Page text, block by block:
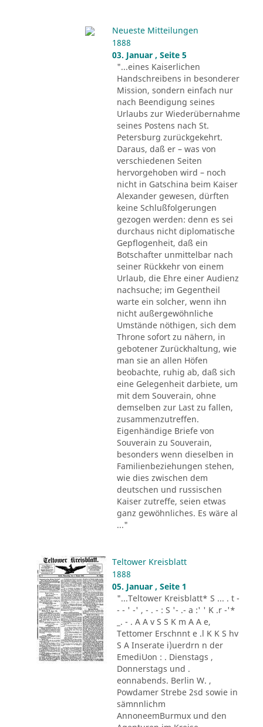
Neueste Mitteilungen
1888
03. Januar , Seite 5
"...eines Kaiserlichen
Handschreibens in besonderer
Mission, sondern einfach nur
nach Beendigung seines
Urlaubs zur Wiederübernahme
seines Postens nach St.
Petersburg zurückgekehrt.
Daraus, daß er – was von
verschiedenen Seiten
hervorgehoben wird – noch
nicht in Gatschina beim Kaiser
Alexander gewesen, dürften
keine Schlußfolgerungen
gezogen werden: denn es sei
durchaus nicht diplomatische
Gepflogenheit, daß ein
Botschafter unmittelbar nach
seiner Rückkehr von einem
Urlaub, die Ehre einer Audienz
nachsuche; im Gegentheil
warte ein solcher, wenn ihn
nicht außergewöhnliche
Umstände nöthigen, sich dem
Throne sofort zu nähern, in
gebotener Zurückhaltung, wie
man sie an allen Höfen
beobachte, ruhig ab, daß sich
eine Gelegenheit darbiete, um
mit dem Souverain, ohne
demselben zur Last zu fallen,
zusammenzutreffen.
Eigenhändige Briefe von
Souverain zu Souverain,
besonders wenn dieselben in
Familienbeziehungen stehen,
wie dies zwischen dem
deutschen und russischen
Kaiser zutreffe, seien etwas
ganz gewöhnliches. Es wäre al
..."
Teltower Kreisblatt
1888
05. Januar , Seite 1
"...Teltower Kreisblatt* S ... . t -
- - ' -' , - . - : S '- .- a :' ' K .r -'*
_. - . A A v S S K m A A e,
Tettomer Erschnnt e .l K K S hv
S A Inserate i)uerdrn n der
EmediUon : . Dienstags ,
Donnerstags und .
eonnabends. Berlin W. ,
Powdamer Strebe 2sd sowie in
sämnnlichm
AnnoneemBurmux und den